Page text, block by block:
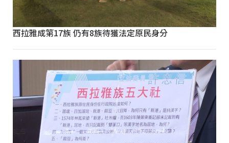
西拉雅成第17族 仍有8族待獲法定原民身分